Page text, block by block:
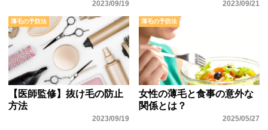
2023/09/19 2023/09/21
薄毛の予防法
【医師監修】抜け毛の防止
方法
2023/09/19
薄毛の予防法
女性の薄毛と食事の意外な
関係とは？
2025/05/27